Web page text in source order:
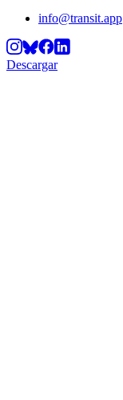
info@transit.app
Descargar